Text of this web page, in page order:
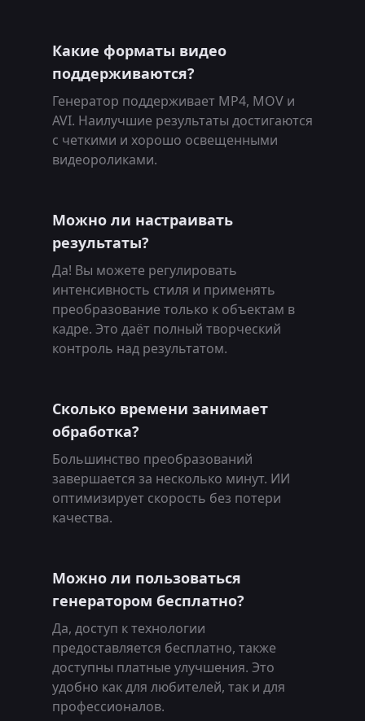
Какие форматы видео
поддерживаются?
Генератор поддерживает MP4, MOV и
AVI. Наилучшие результаты достигаются
с четкими и хорошо освещенными
видеороликами.
Можно ли настраивать
результаты?
Да! Вы можете регулировать
интенсивность стиля и применять
преобразование только к объектам в
кадре. Это даёт полный творческий
контроль над результатом.
Сколько времени занимает
обработка?
Большинство преобразований
завершается за несколько минут. ИИ
оптимизирует скорость без потери
качества.
Можно ли пользоваться
генератором бесплатно?
Да, доступ к технологии
предоставляется бесплатно, также
доступны платные улучшения. Это
удобно как для любителей, так и для
профессионалов.